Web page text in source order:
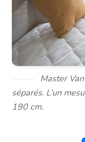
Master
séparés. L’un
190 cm.